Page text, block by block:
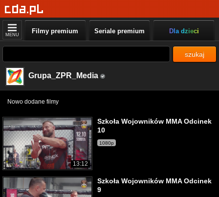
MENU Filmy premium Seriale premium Dla dzieci
szukaj
Grupa_ZPR_Media
Nowo dodane filmy
13:12
Szkoła Wojowników MMA Odcinek
10
1080p
Szkoła Wojowników MMA Odcinek
9